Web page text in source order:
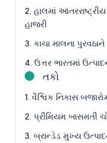
2. હાલમાં
હાજરી
3. કાચા માલના
4. ઉત્તર ભારતમાં
તકો
1. વૈશ્વિક નિકાસ
2. પ્રીમિયમ બાસમતી
3. બ્રાન્ડેડ મુખ્ય